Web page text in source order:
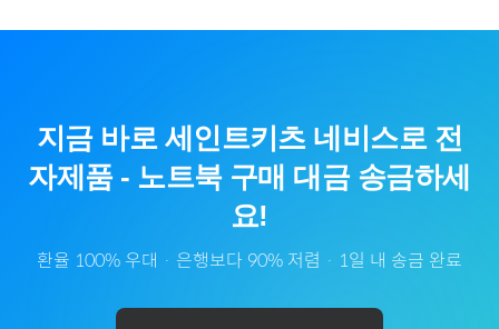
지금 바로 세인트키츠 네비스로 전
자제품- 노트북구매 대금 송금하세
요!
환율 100% 우대 · 은행보다 90% 저렴 · 1일 내 송금 완료